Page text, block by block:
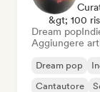
&gt; 100
Dream pop
Aggiungere
Dream pop
Cantautore